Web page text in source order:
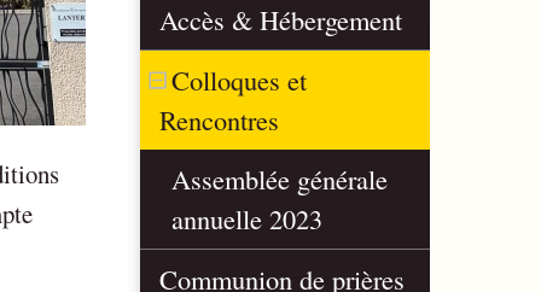
Accès & Hébergement
Colloques et
Rencontres
Assemblée générale
annuelle 2023
Communion de prières